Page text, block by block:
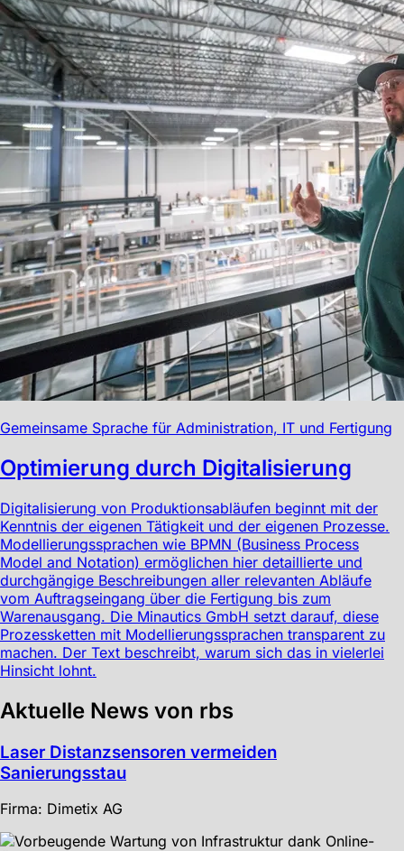
Gemeinsame Sprache für Administration, IT und Fertigung
Optimierung durch Digitalisierung
Digitalisierung von Produktionsabläufen beginnt mit der
Kenntnis der eigenen Tätigkeit und der eigenen Prozesse.
Modellierungssprachen wie BPMN (Business Process
Model and Notation) ermöglichen hier detaillierte und
durchgängige Beschreibungen aller relevanten Abläufe
vom Auftragseingang über die Fertigung bis zum
Warenausgang. Die Minautics GmbH setzt darauf, diese
Prozessketten mit Modellierungssprachen transparent zu
machen. Der Text beschreibt, warum sich das in vielerlei
Hinsicht lohnt.
Aktuelle News von rbs
Laser Distanzsensoren vermeiden
Sanierungsstau
Firma: Dimetix AG